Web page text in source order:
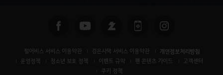
펄어비스 서비스 이용약관 검은사막 서비스 이용약관 개인정보처리방침
운영정책 청소년 보호 정책 이벤트 규약 팬 콘텐츠 가이드
고객센터
쿠키 정책